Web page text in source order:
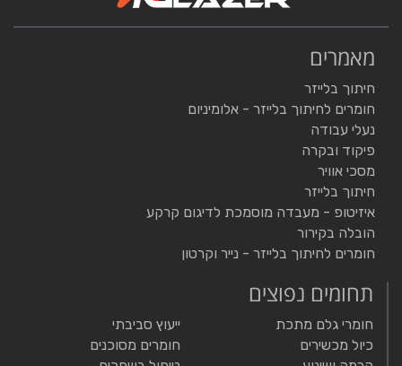
מאמרים
חיתוך בלייזר
חומרים לחיתוך בלייזר - אלומיניום
נעלי עבודה
פיקוד ובקרה
מסכי אוויר
חיתוך בלייזר
איזיטופ - מעבדה מוסמכת לדיגום קרקע
הובלה בקירור
חומרים לחיתוך בלייזר - נייר וקרטון
תחומים נפוצים
חומרי גלם מתכת
כיול מכשירים
ייעוץ סביבתי
חומרים מסוכנים